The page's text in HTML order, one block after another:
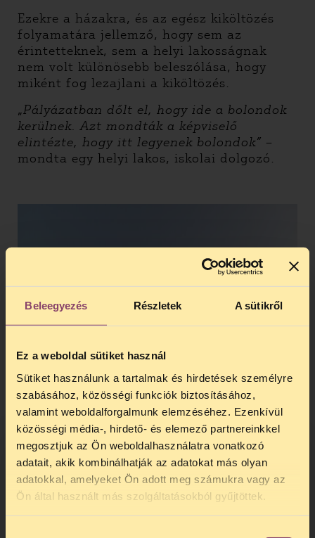
Beleegyezés Részletek A sütikről
Ez a weboldal sütiket használ
Sütiket használunk a tartalmak és hirdetések személyre
szabásához, közösségi funkciók biztosításához,
valamint weboldalforgalmunk elemzéséhez. Ezenkívül
közösségi média-, hirdető- és elemező partnereinkkel
megosztjuk az Ön weboldalhasználatra vonatkozó
adatait, akik kombinálhatják az adatokat más olyan
adatokkal, amelyeket Ön adott meg számukra vagy az
Ön által használt más szolgáltatásokból gyűjtöttek.
Ezekre a házakra, és az egész kiköltözés
folyamatára jellemző, hogy sem az
érintetteknek, sem a helyi lakosságnak
nem volt különösebb beleszólása, hogy
miként fog lezajlani a kiköltözés.
„Pályázatban dőlt el, hogy ide a bolondok
kerülnek. Azt mondták a képviselő
elintézte, hogy itt legyenek bolondok” –
mondta egy helyi lakos, iskolai dolgozó.
TELEFONOS JOGSEGÉLY
SZÜNET!